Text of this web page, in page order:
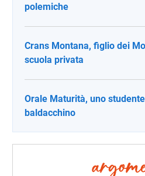
polemiche
Crans Montana, figlio dei
scuola privata
Orale Maturità, uno
baldacchino